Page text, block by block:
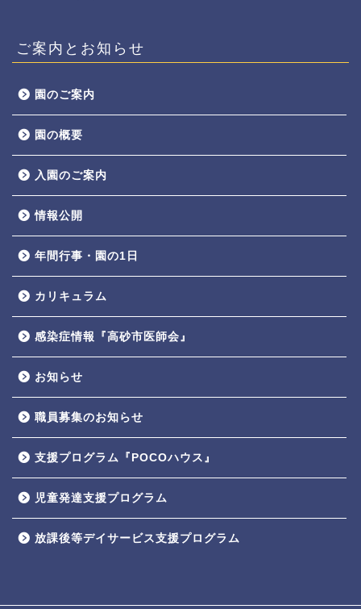
ご案内とお知らせ
園のご案内
園の概要
入園のご案内
情報公開
年間行事・園の1日
カリキュラム
感染症情報『高砂市医師会』
お知らせ
職員募集のお知らせ
支援プログラム『POCOハウス』
児童発達支援プログラム
放課後等デイサービス支援プログラム